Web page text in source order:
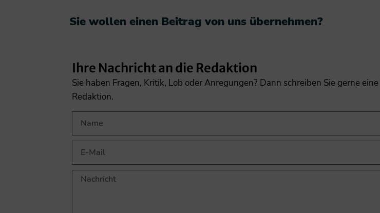
Sie wollen einen Beitrag von uns übernehmen?​
Ihre Nachricht an die Redaktion
Sie haben Fragen, Kritik, Lob oder Anregungen? Dann schreiben Sie gerne
Redaktion.